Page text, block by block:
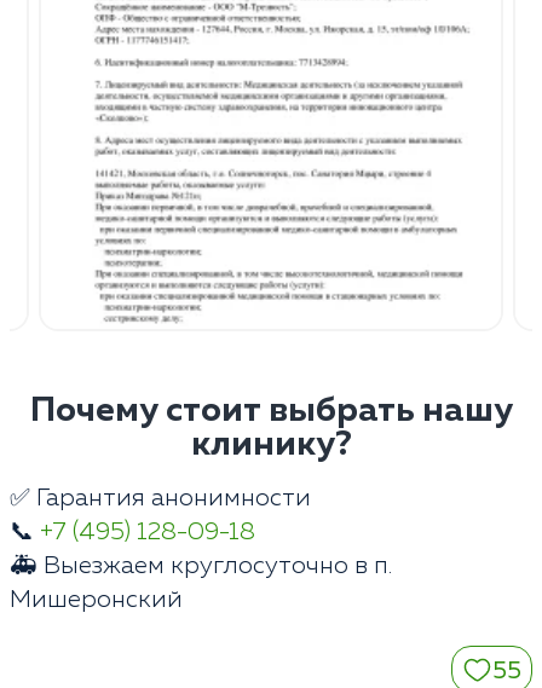
Почему стоит выбрать нашу
клинику?
✅ Гарантия анонимности
📞 +7 (495) 128-09-18
🚑 Выезжаем круглосуточно в п.
Мишеронский
55